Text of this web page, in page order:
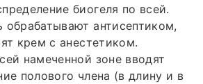
биогеля по всей.
обрабатывают антисептиком,
крем с анестетиком.
намеченной зоне вводят
полового члена (в длину и в